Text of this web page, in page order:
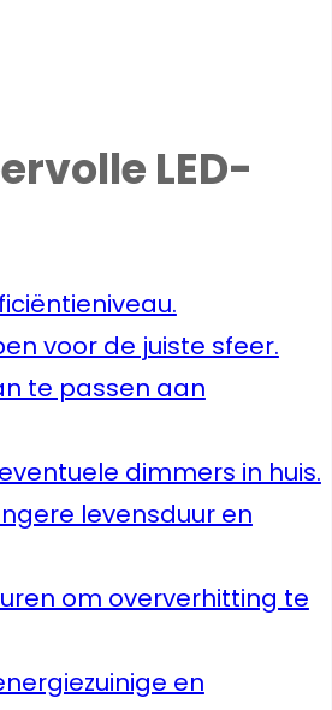
LED-
voor de juiste sfeer.
te passen aan
dimmers in huis.
levensduur en
om oververhitting te
en